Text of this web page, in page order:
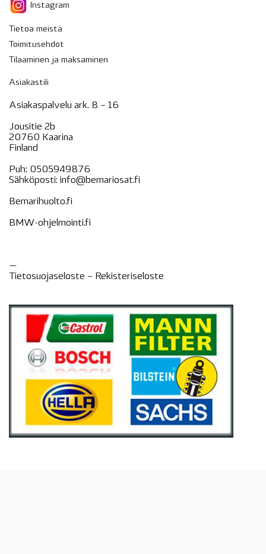
Instagram
Tietoa meistä
Toimitusehdot
Tilaaminen ja maksaminen
Asiakastili
Asiakaspalvelu ark. 8 – 16
Jousitie 2b
20760 Kaarina
Finland
Puh: 0505949876
Sähköposti: info@bemariosat.fi
Bemarihuolto.fi
BMW-ohjelmointi.fi
—
Tietosuojaseloste – Rekisteriseloste